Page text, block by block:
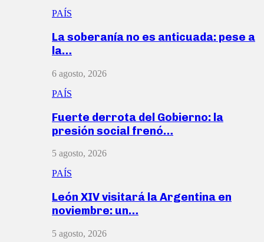
PAÍS
La soberanía no es anticuada: pese a
la…
6 agosto, 2026
PAÍS
Fuerte derrota del Gobierno: la
presión social frenó…
5 agosto, 2026
PAÍS
León XIV visitará la Argentina en
noviembre: un…
5 agosto, 2026